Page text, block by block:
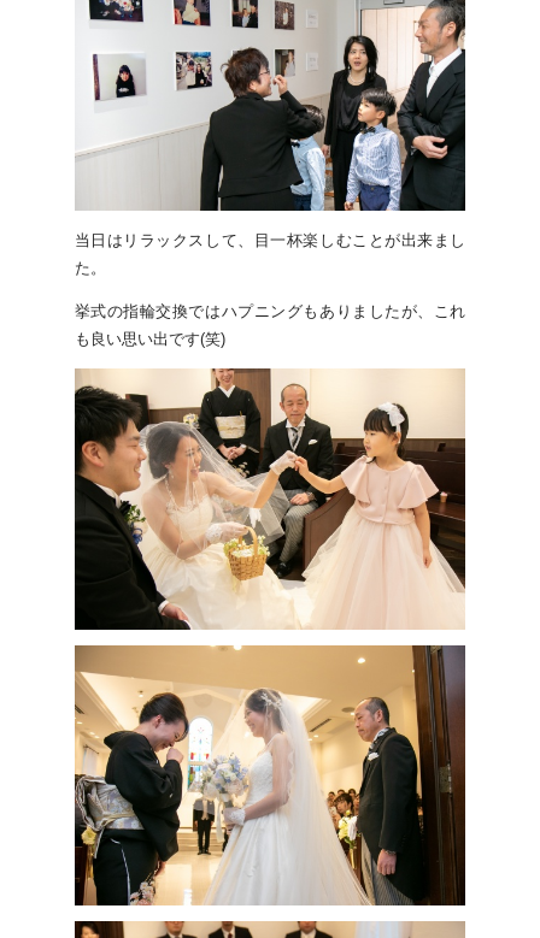
当日はリラックスして、目一杯楽しむことが出来まし
た。
挙式の指輪交換ではハプニングもありましたが、これ
も良い思い出です(笑)